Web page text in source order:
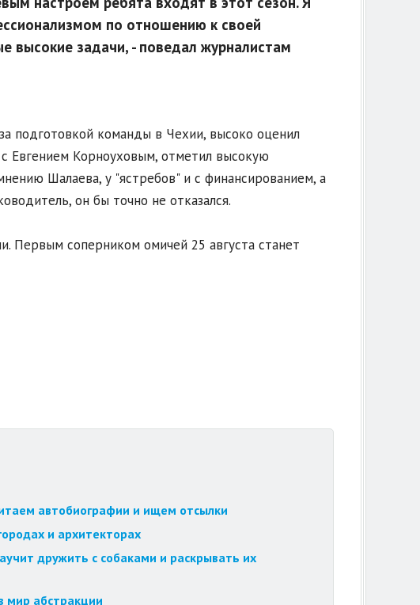
по отношению к своей
высокие задачи, - поведал журналистам
подготовкой команды в Чехии, высоко оценил
Евгением Корноуховым, отметил высокую
Шалаева, у "ястребов" и с финансированием, а
он бы точно не отказался.
Первым соперником омичей 25 августа станет
автобиографии и ищем отсылки
и архитекторах
дружить с собаками и раскрывать их
мир абстракции